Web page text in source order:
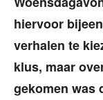
hiervoor
verhalen te
klus, maar
gekomen was